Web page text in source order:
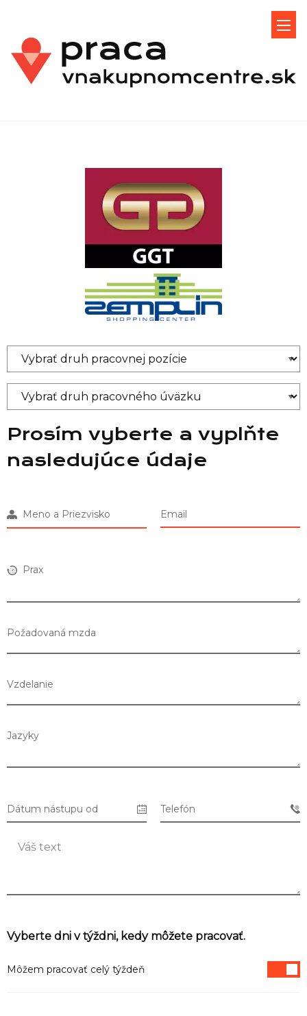
Prosím vyberte a vyplňte
nasledujúce údaje
Meno a Priezvisko Email
Prax
Požadovaná mzda
Vzdelanie
Jazyky
Dátum nástupu od Telefón
Vyberte dni v týždni, kedy môžete pracovať.
Môžem pracovať celý týždeň